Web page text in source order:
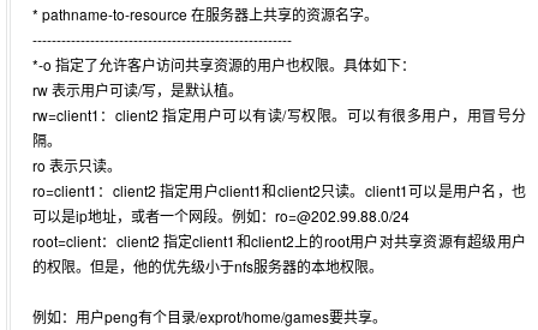
* pathname-to-resource 在服务器上共享的资源名字。
------------------------------------------------------
*-o 指定了允许客户访问共享资源的用户也权限。具体如下：
rw 表示用户可读/写，是默认植。
rw=client1：client2 指定用户可以有读/写权限。可以有很多用户，用冒号分
隔。
ro 表示只读。
ro=client1：client2 指定用户client1和client2只读。client1可以是用户名，也
可以是ip地址，或者一个网段。例如：ro=@202.99.88.0/24
root=client：client2 指定client1和client2上的root用户对共享资源有超级用户
的权限。但是，他的优先级小于nfs服务器的本地权限。
例如：用户peng有个目录/exprot/home/games要共享。